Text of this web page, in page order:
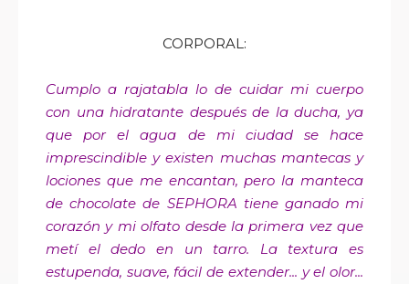
CORPORAL:
Cumplo a rajatabla lo de cuidar mi cuerpo
con una hidratante después de la ducha, ya
que por el agua de mi ciudad se hace
imprescindible y existen muchas mantecas y
lociones que me encantan, pero la manteca
de chocolate de SEPHORA tiene ganado mi
corazón y mi olfato desde la primera vez que
metí el dedo en un tarro. La textura es
estupenda, suave, fácil de extender... y el olor...